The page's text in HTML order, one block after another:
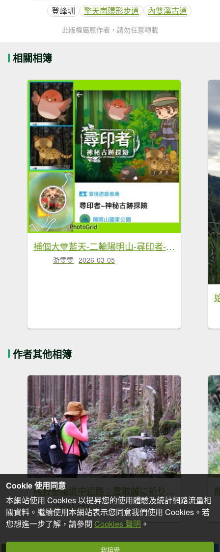
登峰圳
擎天崗環形步道 內雙溪古道
此版權屬原作者，請勿任意轉載
相關相簿
補個大💙藍天-二輪陽明山-尋印者-神秘古蹟探險12條步道
游雯雯 2026-03-05
作者其他相簿
熊野参詣道中辺路：雲取越に祈りは続く
2025-10-28
Cookie 使用同意
本網站使用 Cookies 以提昇您的使用體驗及統計網路流量相
關資料。繼續使用本網站表示您同意我們使用 Cookies。若
您想進一步了解，請參閱 Cookies 聲明 。